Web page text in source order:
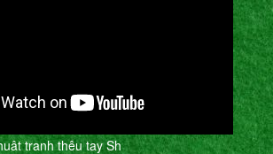
tranh thêu tay Sh